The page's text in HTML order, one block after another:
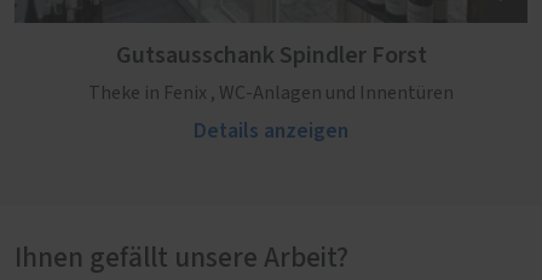
Gutsausschank Spindler Forst
Theke in Fenix , WC-Anlagen und Innentüren
Details anzeigen
Ihnen gefällt unsere Arbeit?